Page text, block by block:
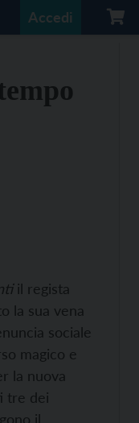
Accedi
il regista
la sua vena
sociale
magico e
la nuova
tre dei
il